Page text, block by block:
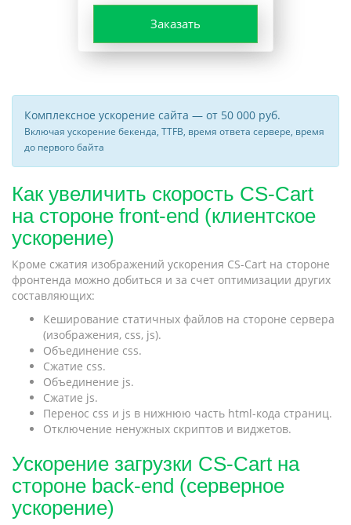
Заказать
Комплексное ускорение сайта — от 50 000 руб.
Включая ускорение бекенда, TTFB, время ответа сервере, время
до первого байта
Как увеличить скорость CS-Cart
на стороне front-end (клиентское
ускорение)
Кроме сжатия изображений ускорения CS-Cart на стороне
фронтенда можно добиться и за счет оптимизации других
составляющих:
Кеширование статичных файлов на стороне сервера
(изображения, css, js).
Объединение css.
Сжатие css.
Объединение js.
Сжатие js.
Перенос css и js в нижнюю часть html-кода страниц.
Отключение ненужных скриптов и виджетов.
Ускорение загрузки CS-Cart на
стороне back-end (серверное
ускорение)